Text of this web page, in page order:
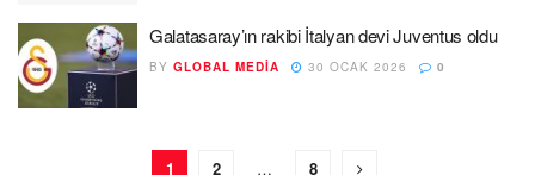
Galatasaray’ın rakibi İtalyan devi Juventus oldu
BY GLOBAL MEDIA 30 OCAK 2026 0
1 2 … 8